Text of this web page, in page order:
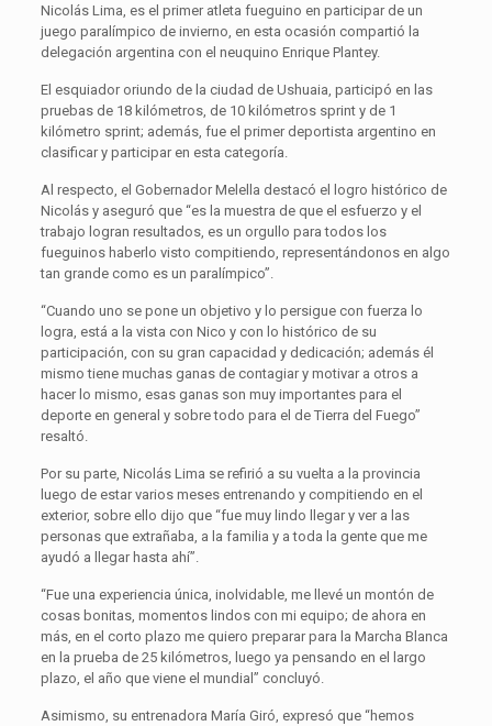
Nicolás Lima, es el primer atleta fueguino en participar de un
juego paralímpico de invierno, en esta ocasión compartió la
delegación argentina con el neuquino Enrique Plantey.
El esquiador oriundo de la ciudad de Ushuaia, participó en las
pruebas de 18 kilómetros, de 10 kilómetros sprint y de 1
kilómetro sprint; además, fue el primer deportista argentino en
clasificar y participar en esta categoría.
Al respecto, el Gobernador Melella destacó el logro histórico de
Nicolás y aseguró que “es la muestra de que el esfuerzo y el
trabajo logran resultados, es un orgullo para todos los
fueguinos haberlo visto compitiendo, representándonos en algo
tan grande como es un paralímpico”.
“Cuando uno se pone un objetivo y lo persigue con fuerza lo
logra, está a la vista con Nico y con lo histórico de su
participación, con su gran capacidad y dedicación; además él
mismo tiene muchas ganas de contagiar y motivar a otros a
hacer lo mismo, esas ganas son muy importantes para el
deporte en general y sobre todo para el de Tierra del Fuego”
resaltó.
Por su parte, Nicolás Lima se refirió a su vuelta a la provincia
luego de estar varios meses entrenando y compitiendo en el
exterior, sobre ello dijo que “fue muy lindo llegar y ver a las
personas que extrañaba, a la familia y a toda la gente que me
ayudó a llegar hasta ahí”.
“Fue una experiencia única, inolvidable, me llevé un montón de
cosas bonitas, momentos lindos con mi equipo; de ahora en
más, en el corto plazo me quiero preparar para la Marcha Blanca
en la prueba de 25 kilómetros, luego ya pensando en el largo
plazo, el año que viene el mundial” concluyó.
Asimismo, su entrenadora María Giró, expresó que “hemos